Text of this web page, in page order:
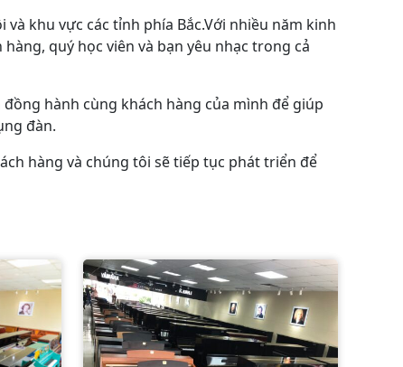
khu vực các tỉnh phía Bắc.Với nhiều năm kinh
quý học viên và bạn yêu nhạc trong cả
hành cùng khách hàng của mình để giúp
đàn.
hàng và chúng tôi sẽ tiếp tục phát triển để